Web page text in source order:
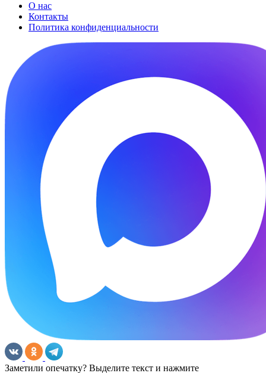
О нас
Контакты
Политика конфиденциальности
Заметили опечатку? Выделите текст и нажмите